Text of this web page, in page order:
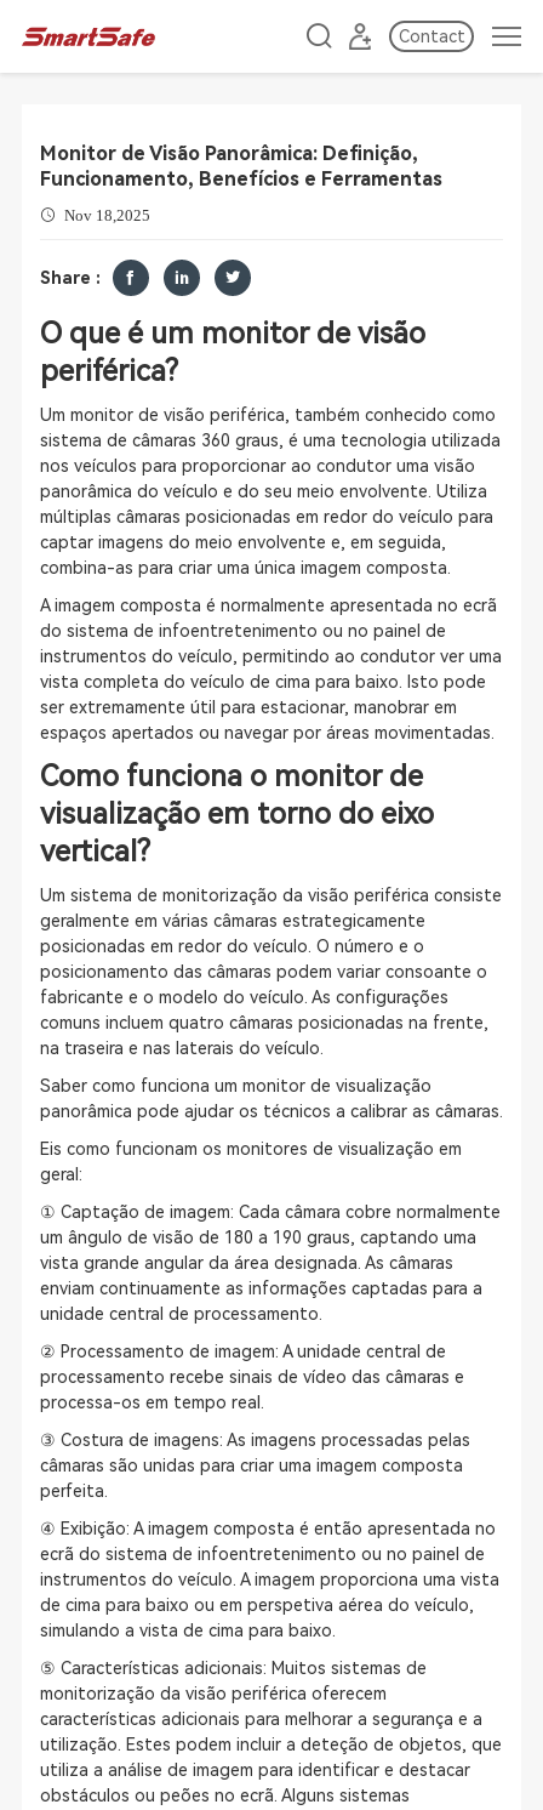
Contact
Monitor de Visão Panorâmica: Definição,
Funcionamento, Benefícios e Ferramentas
Nov 18,2025
Share :
O que é um monitor de visão
periférica?
Um monitor de visão periférica, também conhecido como
sistema de câmaras 360 graus, é uma tecnologia utilizada
nos veículos para proporcionar ao condutor uma visão
panorâmica do veículo e do seu meio envolvente. Utiliza
múltiplas câmaras posicionadas em redor do veículo para
captar imagens do meio envolvente e, em seguida,
combina-as para criar uma única imagem composta.
A imagem composta é normalmente apresentada no ecrã
do sistema de infoentretenimento ou no painel de
instrumentos do veículo, permitindo ao condutor ver uma
vista completa do veículo de cima para baixo. Isto pode
ser extremamente útil para estacionar, manobrar em
espaços apertados ou navegar por áreas movimentadas.
Como funciona o monitor de
visualização em torno do eixo
vertical?
Um sistema de monitorização da visão periférica consiste
geralmente em várias câmaras estrategicamente
posicionadas em redor do veículo. O número e o
posicionamento das câmaras podem variar consoante o
fabricante e o modelo do veículo. As configurações
comuns incluem quatro câmaras posicionadas na frente,
na traseira e nas laterais do veículo.
Saber como funciona um monitor de visualização
panorâmica pode ajudar os técnicos a calibrar as câmaras.
Eis como funcionam os monitores de visualização em
geral:
① Captação de imagem: Cada câmara cobre normalmente
um ângulo de visão de 180 a 190 graus, captando uma
vista grande angular da área designada. As câmaras
enviam continuamente as informações captadas para a
unidade central de processamento.
② Processamento de imagem: A unidade central de
processamento recebe sinais de vídeo das câmaras e
processa-os em tempo real.
③ Costura de imagens: As imagens processadas pelas
câmaras são unidas para criar uma imagem composta
perfeita.
④ Exibição: A imagem composta é então apresentada no
ecrã do sistema de infoentretenimento ou no painel de
instrumentos do veículo. A imagem proporciona uma vista
de cima para baixo ou em perspetiva aérea do veículo,
simulando a vista de cima para baixo.
⑤ Características adicionais: Muitos sistemas de
monitorização da visão periférica oferecem
características adicionais para melhorar a segurança e a
utilização. Estes podem incluir a deteção de objetos, que
utiliza a análise de imagem para identificar e destacar
obstáculos ou peões no ecrã. Alguns sistemas